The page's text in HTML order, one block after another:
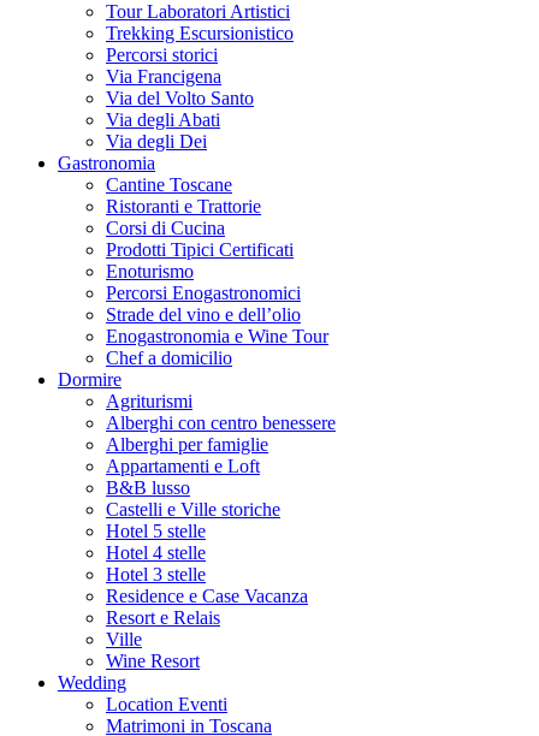
Tour Laboratori Artistici
Trekking Escursionistico
Percorsi storici
Via Francigena
Via del Volto Santo
Via degli Abati
Via degli Dei
Gastronomia
Cantine Toscane
Ristoranti e Trattorie
Corsi di Cucina
Prodotti Tipici Certificati
Enoturismo
Percorsi Enogastronomici
Strade del vino e dell’olio
Enogastronomia e Wine Tour
Chef a domicilio
Dormire
Agriturismi
Alberghi con centro benessere
Alberghi per famiglie
Appartamenti e Loft
B&B lusso
Castelli e Ville storiche
Hotel 5 stelle
Hotel 4 stelle
Hotel 3 stelle
Residence e Case Vacanza
Resort e Relais
Ville
Wine Resort
Wedding
Location Eventi
Matrimoni in Toscana